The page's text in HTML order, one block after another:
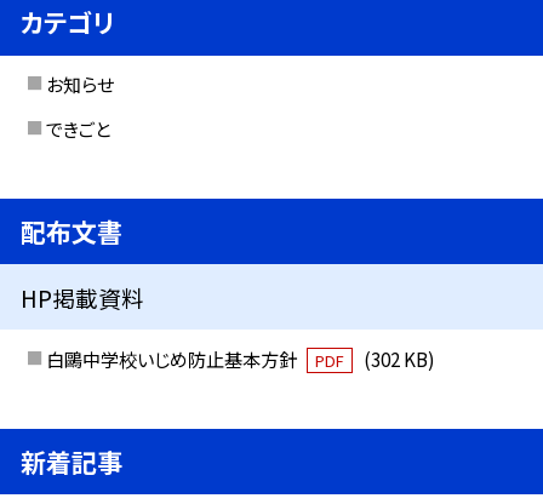
カテゴリ
お知らせ
できごと
配布文書
HP掲載資料
白鷗中学校いじめ防止基本方針 PDF (302 KB)
新着記事